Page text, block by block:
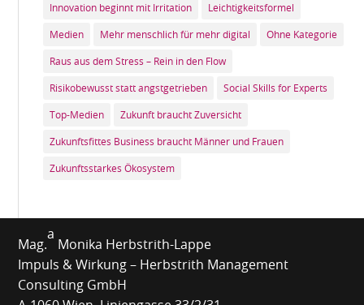
Innovation beginnt mit Irritation Leichtigkeitsformel
Medien Mehr menschlich für mehr digital Ohne Kategorie
Raus aus dem Stress – Rein in den Flow
Risikobewusst statt angstgetrieben Social Skills for Experts
Top-Medien Zukunft braucht Zuversicht
Zukunftsfittes Business braucht Männer und Frauen
Zukunftsstarkes Ökosystem
Mag.
a
Monika Herbstrith-Lappe
Impuls & Wirkung – Herbstrith Management
Consulting GmbH